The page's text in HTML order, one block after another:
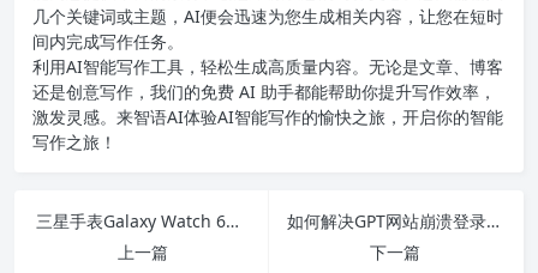
几个关键词或主题，AI便会迅速为您生成相关内容，让您在短时
间内完成写作任务。
利用AI智能写作工具，轻松生成高质量内容。无论是文章、博客
还是创意写作，我们的免费 AI 助手都能帮助你提升写作效率，
激发灵感。来智语AI体验AI智能写作的愉快之旅，开启你的智能
写作之旅！
三星手表Galaxy Watch 6监测打鼾，助你改善睡眠质量的秘密武器！
上一篇
如何解决GPT网站崩溃登录问题及搭建自己的好用ChatGPT网站指南
下一篇